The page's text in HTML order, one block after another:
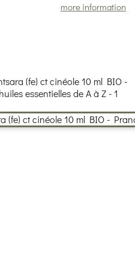
more information